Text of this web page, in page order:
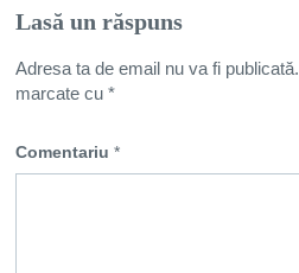
Lasă un răspuns
Adresa ta de email nu va fi publicată.
marcate cu*
Comentariu*